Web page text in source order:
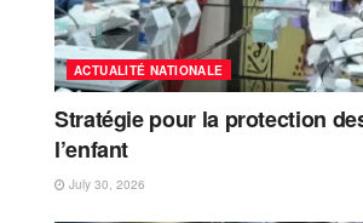
ACTUALITÉ NATIONALE
Stratégie pour la protection
l’enfant
July 30, 2026